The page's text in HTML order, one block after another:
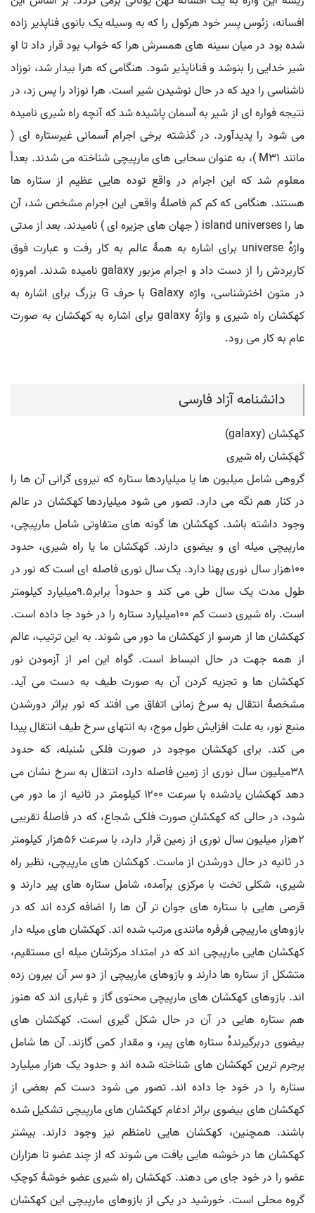
افسانه، زئوس پسر خود هرکول را که به وسیله یک بانوی فناپذیر زاده
شده بود در میان سینه های همسرش هرا که خواب بود قرار داد تا او
شیر خدایی را بنوشد و فناناپذیر شود. هنگامی که هرا بیدار شد، نوزاد
ناشناسی را دید که در حال نوشیدن شیر است. هرا نوزاد را پس زد، در
نتیجه فواره ای از شیر به آسمان پاشیده شد که آنچه راه شیری نامیده
می شود را پدیدآورد. در گذشته برخی اجرام آسمانی غیرستاره ای (
مانند M31 )، به عنوان سحابی های مارپیچی شناخته می شدند. بعداً
معلوم شد که این اجرام در واقع توده هایی عظیم از ستاره ها
هستند. هنگامی که کم کم فاصلهٔ واقعی این اجرام مشخص شد، آن
ها را island universes ( جهان های جزیره ای ) نامیدند. بعد از مدتی
واژهٔ universe برای اشاره به همهٔ عالم به کار رفت و عبارت فوق
کاربردش را از دست داد و اجرام مزبور galaxy نامیده شدند. امروزه
در متون اخترشناسی، واژه Galaxy با حرف G بزرگ برای اشاره به
کهکشان راه شیری و واژهٔ galaxy برای اشاره به کهکشان به صورت
عام به کار می رود.
دانشنامه آزاد فارسی
کَهکِشان (galaxy)
کَهکِشان راه شیری
گروهی شامل میلیون ها یا میلیاردها ستاره که نیروی گرانی آن ها را
در کنار هم نگه می دارد. تصور می شود میلیاردها کهکشان در عالم
وجود داشته باشد. کهکشان ها گونه های متفاوتی شامل مارپیچی،
مارپیچی میله ای و بیضوی دارند. کهکشان ما یا راه شیری، حدود
۱۰۰هزار سال نوری پهنا دارد. یک سال نوری فاصله ای است که نور در
طول مدت یک سال طی می کند و حدوداً برابر۹.۵میلیارد کیلومتر
است. راه شیری دست کم ۱۰۰میلیارد ستاره را در خود جا داده است.
کهکشان ها از هرسو از کهکشان ما دور می شوند. به این ترتیب، عالم
از همه جهت در حال انبساط است. گواه این امر از آزمودن نور
کهکشان ها و تجزیه کردن آن به صورت طیف به دست می آید.
مشخصۀ انتقال به سرخ زمانی اتفاق می افتد که نور براثر دورشدن
منبع نور، به علت افزایش طول موج، به انتهای سرخ طیف انتقال پیدا
می کند. برای کهکشان موجود در صورت فلکی سُنبله، که حدود
۳۸میلیون سال نوری از زمین فاصله دارد، انتقال به سرخ نشان می
دهد کهکشان یادشده با سرعت ۱۲۰۰ کیلومتر در ثانیه از ما دور می
شود، در حالی که کهکشانِ صورت فلکی شجاع، که در فاصلۀ تقریبی
۲هزار میلیون سال نوری از زمین قرار دارد، با سرعت ۵۶هزار کیلومتر
در ثانیه در حال دورشدن از ماست. کهکشان های مارپیچی، نظیر راه
شیری، شکلی تخت با مرکزی برآمده، شامل ستاره های پیر دارند و
قرصی هایی با ستاره های جوان تر آن ها را اضافه کرده اند که در
بازوهای مارپیچی فرفره مانندی مرتب شده اند. کهکشان های میله دار
کهکشان هایی مارپیچی اند که در امتداد مرکزشان میله ای مستقیم،
متشکل از ستاره ها دارند و بازوهای مارپیچی از دو سر آن بیرون زده
اند. بازوهای کهکشان های مارپیچی محتوی گاز و غباری اند که هنوز
هم ستاره هایی در آن در حال شکل گیری است. کهکشان های
بیضوی دربرگیرندۀ ستاره های پیر، و مقدار کمی گازند. آن ها شامل
پرجرم ترین کهکشان های شناخته شده اند و حدود یک هزار میلیارد
ستاره را در خود جا داده اند. تصور می شود دست کم بعضی از
کهکشان های بیضوی براثر ادغام کهکشان های مارپیچی تشکیل شده
باشند. همچنین، کهکشان هایی نامنظم نیز وجود دارند. بیشتر
کهکشان ها در خوشه هایی یافت می شوند که از چند عضو تا هزاران
عضو را در خود جای می دهند. کهکشان راه شیری عضو خوشۀ کوچکِ
گروه محلی است. خورشید در یکی از بازوهای مارپیچی این کهکشان